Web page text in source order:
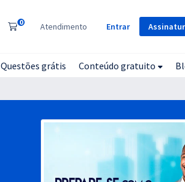
0 Atendimento Entrar
Questões grátis Conteúdo gratuito